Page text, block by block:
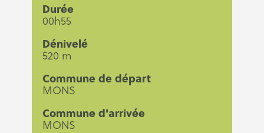
Durée
00h55
Dénivelé
520 m
Commune de départ
MONS
Commune d'arrivée
MONS